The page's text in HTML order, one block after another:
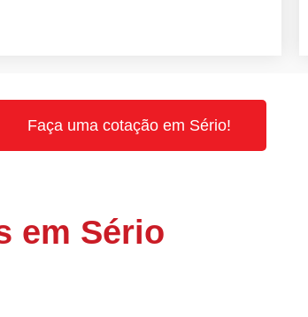
Faça uma cotação em Sério!
em Sério